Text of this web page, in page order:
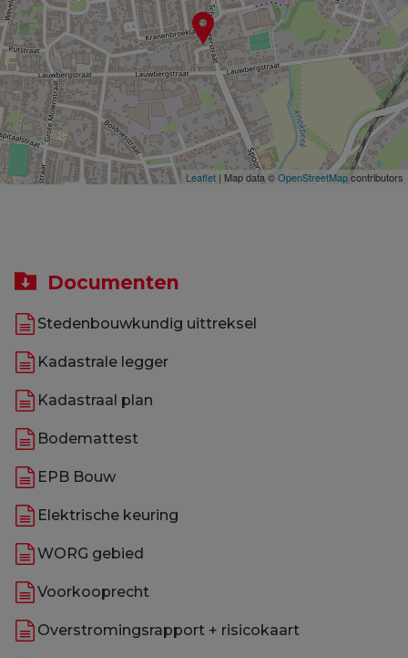
Leaflet | Map data ©OpenStreetMapcontributors
Documenten
Stedenbouwkundig uittreksel
Kadastrale legger
Kadastraal plan
Bodemattest
EPB Bouw
Elektrische keuring
WORG gebied
Voorkooprecht
Overstromingsrapport + risicokaart